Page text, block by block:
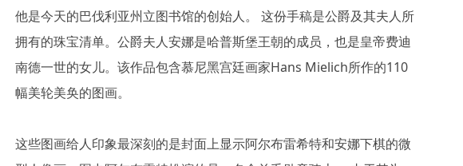
他是今天的巴伐利亚州立图书馆的创始人。 这份手稿是公爵及其夫人所
拥有的珠宝清单。公爵夫人安娜是哈普斯堡王朝的成员，也是皇帝费迪
南德一世的女儿。该作品包含慕尼黑宫廷画家Hans Mielich所作的110
幅美轮美奂的图画。
这些图画给人印象最深刻的是封面上显示阿尔布雷希特和安娜下棋的微